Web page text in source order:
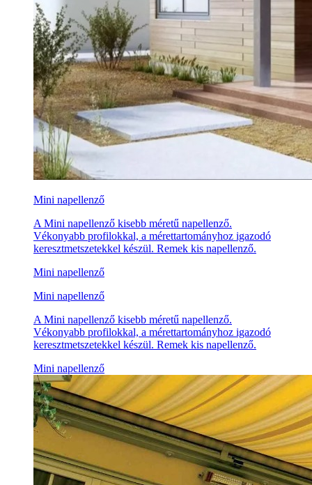
Mini napellenző
A Mini napellenző kisebb méretű napellenző.
Vékonyabb profilokkal, a mérettartományhoz igazodó
keresztmetszetekkel készül. Remek kis napellenző.
Mini napellenző
Mini napellenző
A Mini napellenző kisebb méretű napellenző.
Vékonyabb profilokkal, a mérettartományhoz igazodó
keresztmetszetekkel készül. Remek kis napellenző.
Mini napellenző